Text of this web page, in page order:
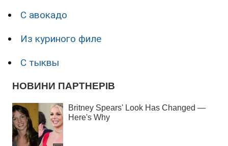
С авокадо
Из куриного филе
С тыквы